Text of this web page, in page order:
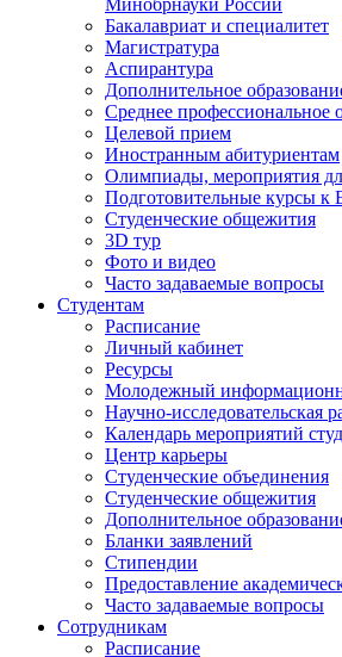
Минобрнауки России
Бакалавриат и специалитет
Магистратура
Аспирантура
Дополнительное
Среднее профессиональное
Целевой прием
Иностранным абитуриентам
Олимпиады, мероприятия
Подготовительные курсы к
Студенческие общежития
3D тур
Фото и видео
Часто задаваемые вопросы
Студентам
Расписание
Личный кабинет
Ресурсы
Молодежный
Научно-исследовательская
Календарь мероприятий
Центр карьеры
Студенческие объединения
Студенческие общежития
Дополнительное
Бланки заявлений
Стипендии
Предоставление
Часто задаваемые вопросы
Сотрудникам
Расписание